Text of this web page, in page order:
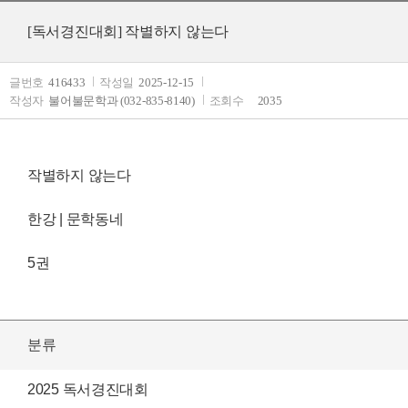
[독서경진대회] 작별하지 않는다
글번호 416433 작성일 2025-12-15
작성자 불어불문학과 (032-835-8140) 조회수 2035
작별하지 않는다
한강 | 문학동네
5권
분류
2025 독서경진대회